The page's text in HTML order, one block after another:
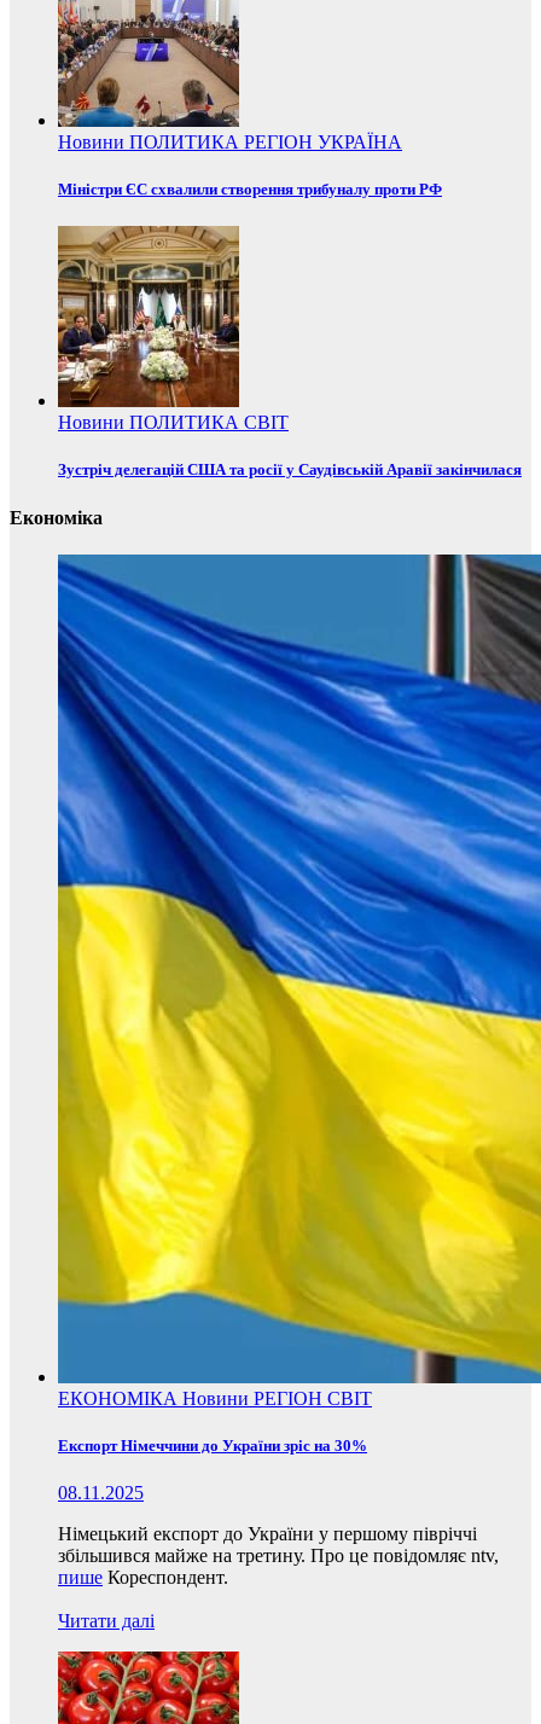
Новини ПОЛИТИКА РЕГІОН УКРАЇНА
Міністри ЄС схвалили створення трибуналу проти РФ
Новини ПОЛИТИКА СВІТ
Зустріч делегацій США та росії у Саудівській Аравії закінчилася
Економіка
ЕКОНОМІКА Новини РЕГІОН СВІТ
Експорт Німеччини до України зріс на 30%
08.11.2025
Німецький експорт до України у першому півріччі
збільшився майже на третину. Про це повідомляє ntv,
пише Кореспондент.
Читати далі